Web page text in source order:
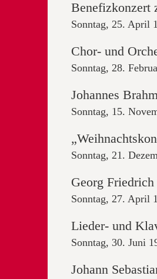
Benefizkonzert
Sonntag, 25. April
Chor- und
Sonntag, 28.
Johannes
Sonntag, 15.
Sonntag, 21.
Georg
Sonntag, 27. April
Lieder- und
Sonntag, 30. Juni
Johann